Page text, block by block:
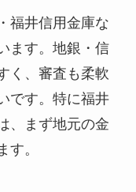
福井信用金庫な
ます。地銀・信
く、審査も柔軟
です。特に福井
、まず地元の金
す。